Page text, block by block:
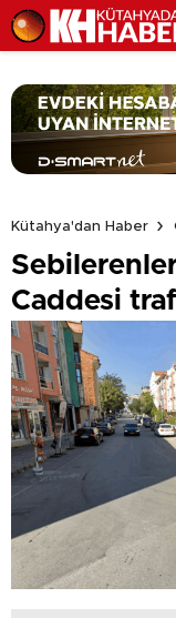
Kütahya'dan Haber
Caddesi